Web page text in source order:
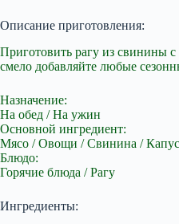
Описание приготовления:
Приготовить рагу из свинины
смело добавляйте любые
Назначение:
На обед / На ужин
Основной ингредиент:
Мясо / Овощи / Свинина /
Блюдо:
Горячие блюда / Рагу
Ингредиенты: